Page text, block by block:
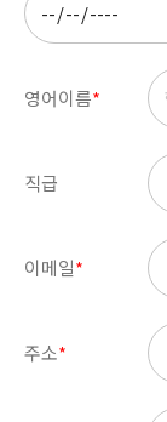
영어이름*
직급
이메일*
주소*